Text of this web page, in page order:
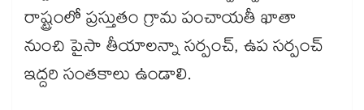
రాష్ట్రంలో ప్రస్తుతం గ్రామ పంచాయతీ ఖాతా
నుంచి పైసా తీయాలన్నా సర్పంచ్, ఉప సర్పంచ్
ఇద్దరి సంతకాలు ఉండాలి.